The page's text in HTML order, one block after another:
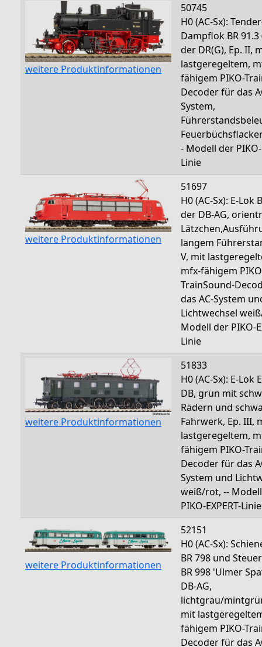
weitere Produktinformationen
50745
H0 (AC-Sx):
Dampflok BR 91.3
der DR(G), Ep. II,
lastgeregeltem,
fähigem PIKO-
Decoder für das
System,
- Modell der PIKO-
Linie
weitere Produktinformationen
51697
H0 (AC-Sx): E-Lok
der DB-AG,
langem
V, mit
mfx-fähigem
TrainSound-
das AC-System
Lichtwechsel
Modell der PIKO-
Linie
weitere Produktinformationen
51833
H0 (AC-Sx): E-Lok
DB, grün mit
Rädern und
Fahrwerk, Ep. III,
lastgeregeltem,
fähigem PIKO-
Decoder für das
System und
weiß/rot, --
PIKO-EXPERT-Linie
weitere Produktinformationen
52151
H0 (AC-Sx):
BR 798 und
BR 998 'Ulmer
DB-AG,
lichtgrau/
mit
fähigem PIKO-
Decoder für das